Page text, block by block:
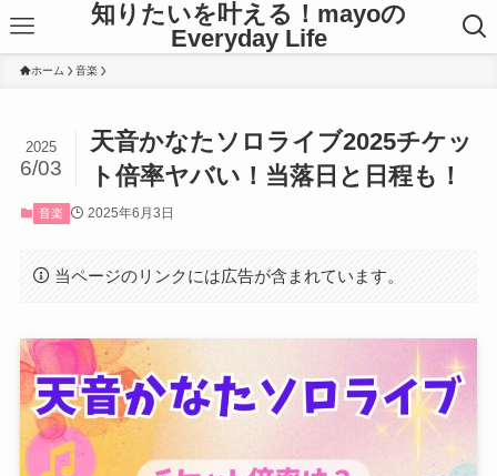
知りたいを叶える！mayoの
Everyday Life
ホーム 音楽
天音かなたソロライブ2025チケッ
ト倍率ヤバい！当落日と日程も！
2025
6/03
音楽 2025年6月3日
当ページのリンクには広告が含まれています。